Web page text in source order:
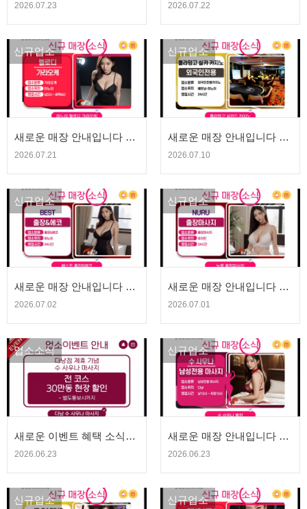
| 청량고추 에볼루션
2026.07.23
고추 에볼루션
2026.07.22
신규업소
새로운 매장 안내입니다 -
추 에볼루션
2026.07.21
신규업소
새로운 매장 안내입니다 -
청량고추 에볼루션
2026.07.10
신규업소
새로운 매장 안내입니다 -
걸 | 청량고추 에볼루션
2026.07.02
신규업소
새로운 매장 안내입니다 -
청량고추 에볼루션
2026.07.01
업소소식
새로운 이벤트 혜택 소식입
추 에볼루션
2026.06.23
신규업소
새로운 매장 안내입니다 -
루션
2026.06.23
신규업소 신규업소